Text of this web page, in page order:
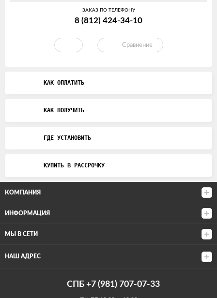
ЗАКАЗ ПО ТЕЛЕФОНУ
8 (812) 424-34-10
Сравнение
КАК ОПЛАТИТЬ
КАК ПОЛУЧИТЬ
ГДЕ УСТАНОВИТЬ
КУПИТЬ В РАССРОЧКУ
КОМПАНИЯ
ИНФОРМАЦИЯ
МЫ В СЕТИ
НАШ АДРЕС
СПБ +7 (981) 707-07-33